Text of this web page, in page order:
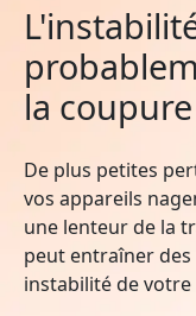
la
De plus petites
vos appareils
une lenteur de la
peut entraîner
instabilité de votre